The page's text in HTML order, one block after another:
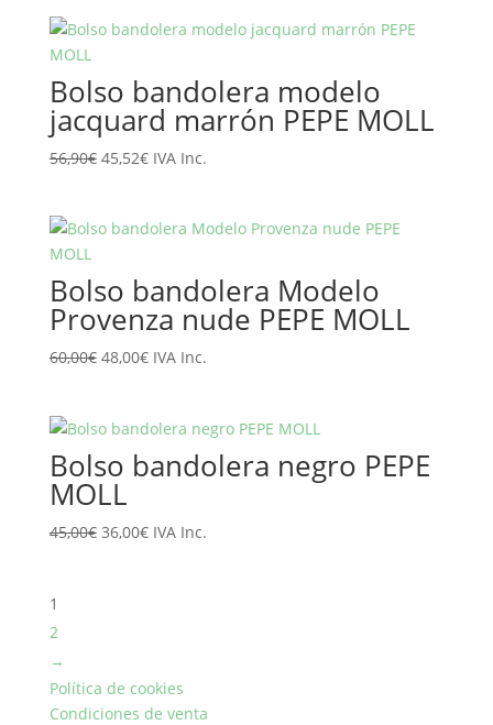
era:
es:
Bolso bandolera modelo
jacquard marrón PEPE MOLL
56,90€ El
era:
45,52€El
es:
IVA Inc.
Bolso bandolera Modelo
Provenza nude PEPE MOLL
60,00€ El
era:
60,00€.
48,00€El
es:
48,00€.
IVA Inc.
Bolso bandolera negro PEPE
MOLL
45,00€ El
36,00€ElIVA Inc.
1
2
→
Política de cookies
Condiciones de venta